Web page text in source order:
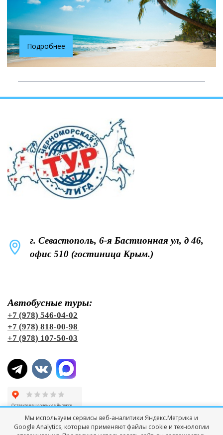
Подробнее
г. Севастополь, 6-я Бастионная ул, д 46,
офис 510 (гостиница Крым.)
Автобусные туры:
+7 (978) 546-04-02
+7 (978) 818-00-98
+7 (978) 107-50-03
© Все права защищены "ТК Черноморская Лига Тур"
Мы используем сервисы веб-аналитики Яндекс.Метрика и
Google Analytics, которые применяют файлы cookie и технологии